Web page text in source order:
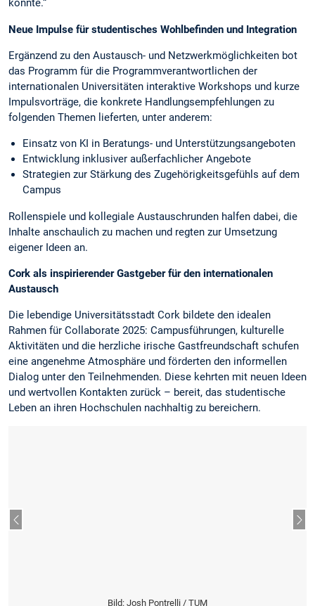
konnte.“
Neue Impulse für studentisches Wohlbefinden und Integration
Ergänzend zu den Austausch- und Netzwerkmöglichkeiten bot
das Programm für die Programmverantwortlichen der
internationalen Universitäten interaktive Workshops und kurze
Impulsvorträge, die konkrete Handlungsempfehlungen zu
folgenden Themen lieferten, unter anderem:
Einsatz von KI in Beratungs- und Unterstützungsangeboten
Entwicklung inklusiver außerfachlicher Angebote
Strategien zur Stärkung des Zugehörigkeitsgefühls auf dem
Campus
Rollenspiele und kollegiale Austauschrunden halfen dabei, die
Inhalte anschaulich zu machen und regten zur Umsetzung
eigener Ideen an.
Cork als inspirierender Gastgeber für den internationalen
Austausch
Die lebendige Universitätsstadt Cork bildete den idealen
Rahmen für Collaborate 2025: Campusführungen, kulturelle
Aktivitäten und die herzliche irische Gastfreundschaft schufen
eine angenehme Atmosphäre und förderten den informellen
Dialog unter den Teilnehmenden. Diese kehrten mit neuen Ideen
und wertvollen Kontakten zurück – bereit, das studentische
Leben an ihren Hochschulen nachhaltig zu bereichern.
Bild: Josh Pontrelli / TUM
Vorheriger Slide